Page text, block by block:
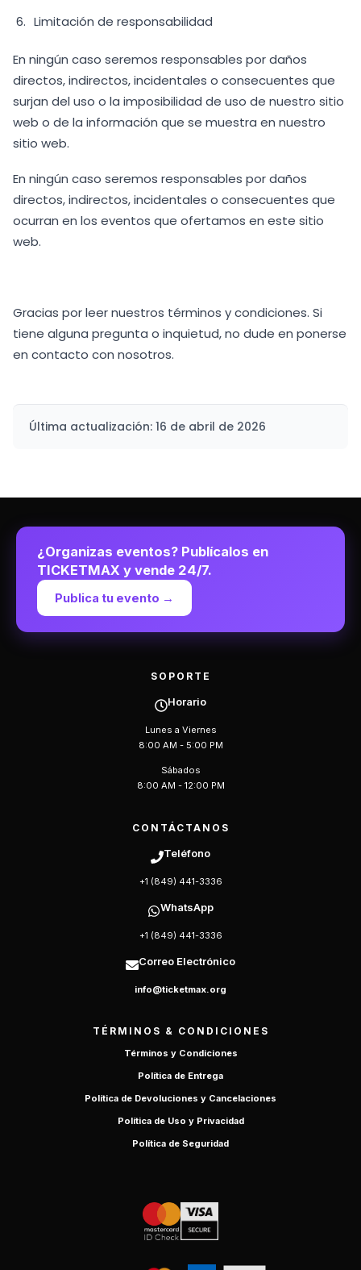
Limitación de responsabilidad
En ningún caso seremos responsables por daños
directos, indirectos, incidentales o consecuentes que
surjan del uso o la imposibilidad de uso de nuestro sitio
web o de la información que se muestra en nuestro
sitio web.
En ningún caso seremos responsables por daños
directos, indirectos, incidentales o consecuentes que
ocurran en los eventos que ofertamos en este sitio
web.
Gracias por leer nuestros términos y condiciones. Si
tiene alguna pregunta o inquietud, no dude en ponerse
en contacto con nosotros.
Última actualización: 16 de abril de 2026
¿Organizas eventos? Publícalos en
TICKETMAX y vende 24/7.
Publica tu evento →
SOPORTE
Horario
Lunes a Viernes
8:00 AM - 5:00 PM
Sábados
8:00 AM - 12:00 PM
CONTÁCTANOS
Teléfono
+1 (849) 441-3336
WhatsApp
+1 (849) 441-3336
Correo Electrónico
info@ticketmax.org
TÉRMINOS & CONDICIONES
Términos y Condiciones
Política de Entrega
Política de Devoluciones y Cancelaciones
Política de Uso y Privacidad
Política de Seguridad